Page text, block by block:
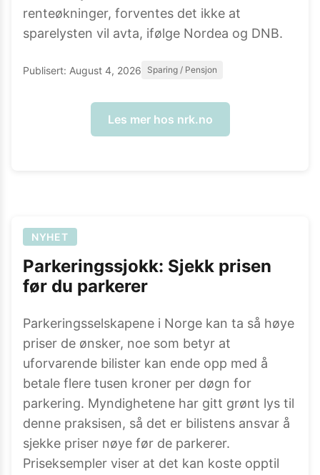
renteøkninger, forventes det ikke at
sparelysten vil avta, ifølge Nordea og DNB.
Publisert: August 4, 2026 Sparing / Pensjon
Les mer hos nrk.no
NYHET
Parkeringssjokk: Sjekk prisen
før du parkerer
Parkeringsselskapene i Norge kan ta så høye
priser de ønsker, noe som betyr at
uforvarende bilister kan ende opp med å
betale flere tusen kroner per døgn for
parkering. Myndighetene har gitt grønt lys til
denne praksisen, så det er bilistens ansvar å
sjekke priser nøye før de parkerer.
Priseksempler viser at det kan koste opptil